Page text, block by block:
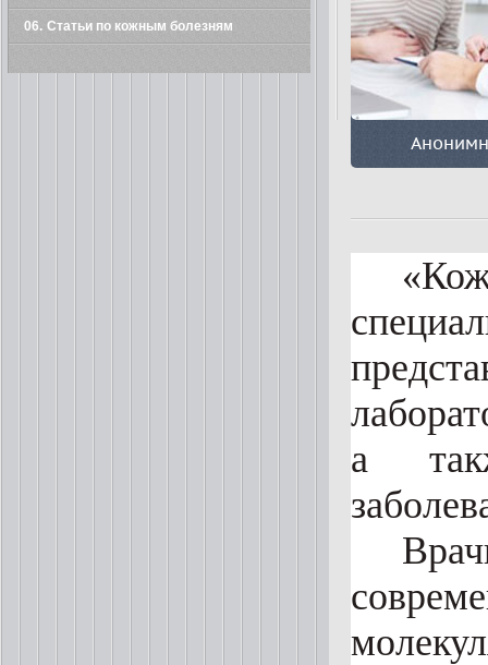
а
06 Статьи по кожным болезням